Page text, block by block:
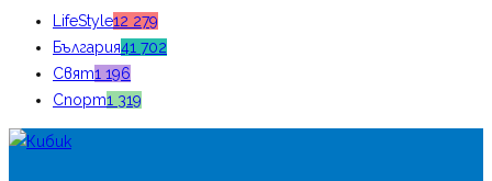
LifeStyle12 279
България41 702
Свят1 196
Спорт1 319